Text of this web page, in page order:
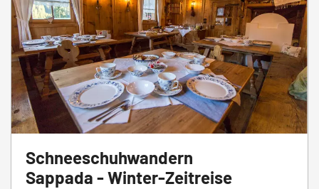
Schneeschuhwandern
Sappada - Winter-Zeitreise